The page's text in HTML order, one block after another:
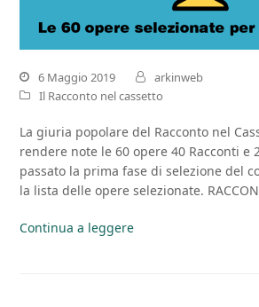
6 Maggio 2019
arkinweb
Il Racconto nel cassetto
La giuria popolare del Racconto nel
rendere note le 60 opere 40 Racconti e
passato la prima fase di selezione del
la lista delle opere selezionate.
Continua a leggere